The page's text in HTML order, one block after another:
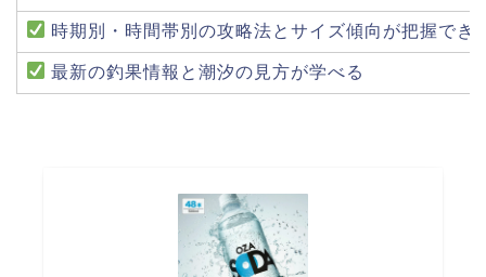
時期別・時間帯別の攻略法とサイズ傾向が把握でき
最新の釣果情報と潮汐の見方が学べる